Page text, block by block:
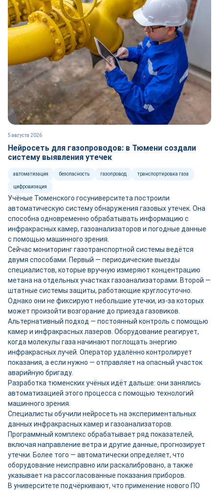
5 августа 2026
Нейросеть для газопроводов: в Тюмени создали
систему выявления утечек
автоматизация безопасность газопровод транспортировка газа
цифровизация
Учёные Тюменского госуниверситета построили
автоматическую систему обнаружения газовых утечек. Она
способна одновременно обрабатывать информацию с
инфракрасных камер, газоанализаторов и погодные данные
с помощью машинного зрения.
Сейчас мониторинг газотранспортной системы ведётся
двумя способами. Первый — периодические выезды
специалистов, которые вручную измеряют концентрацию
метана на отдельных участках газоанализаторами. Второй —
штатные системы защиты, работающие круглосуточно.
Однако они не фиксируют небольшие утечки, из-за которых
может произойти возгорание до приезда газовиков.
Альтернативный подход — постоянный контроль с помощью
камер и инфракрасных лазеров. Оборудование реагирует,
когда молекулы газа начинают поглощать энергию
инфракрасных лучей. Оператор удалённо контролирует
показания, а если нужно — отправляет на опасный участок
аварийную бригаду.
Разработка тюменских учёных идёт дальше: они занялись
автоматизацией этого процесса с помощью технологий
машинного зрения.
Специалисты обучили нейросеть на экспериментальных
данных инфракрасных камер и газоанализаторов.
Программный комплекс обрабатывает ряд показателей,
включая направление ветра и другие данные, прогнозирует
утечки. Более того — автоматически определяет, что
оборудование неисправно или раскалибровано, а также
указывает на рассогласованные показания приборов.
В университете подчёркивают, что применение нового ПО